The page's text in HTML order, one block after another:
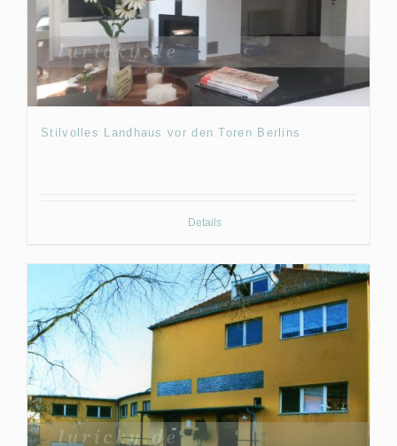
Stilvolles Landhaus vor den Toren Berlins
Details